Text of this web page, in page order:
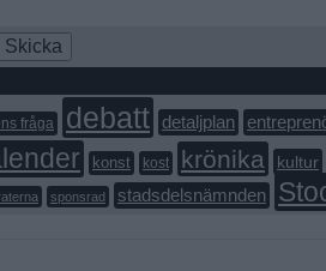
Skicka
fråga debatt detaljplan
konst kost krönika kultur
sponsrad stadsdelsnämnden